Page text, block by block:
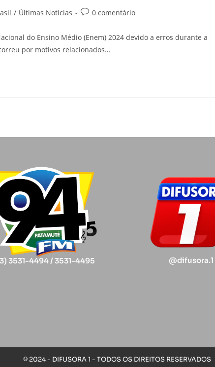
/ Últimas Noticias 0 comentário
do Ensino Médio (Enem) 2024 devido a erros durante a
por motivos relacionados…
3531-4494 / 3531-4495 @difusora.1
© 2024 - DIFUSORA 1 - TODOS OS DIREITOS RESERVADOS